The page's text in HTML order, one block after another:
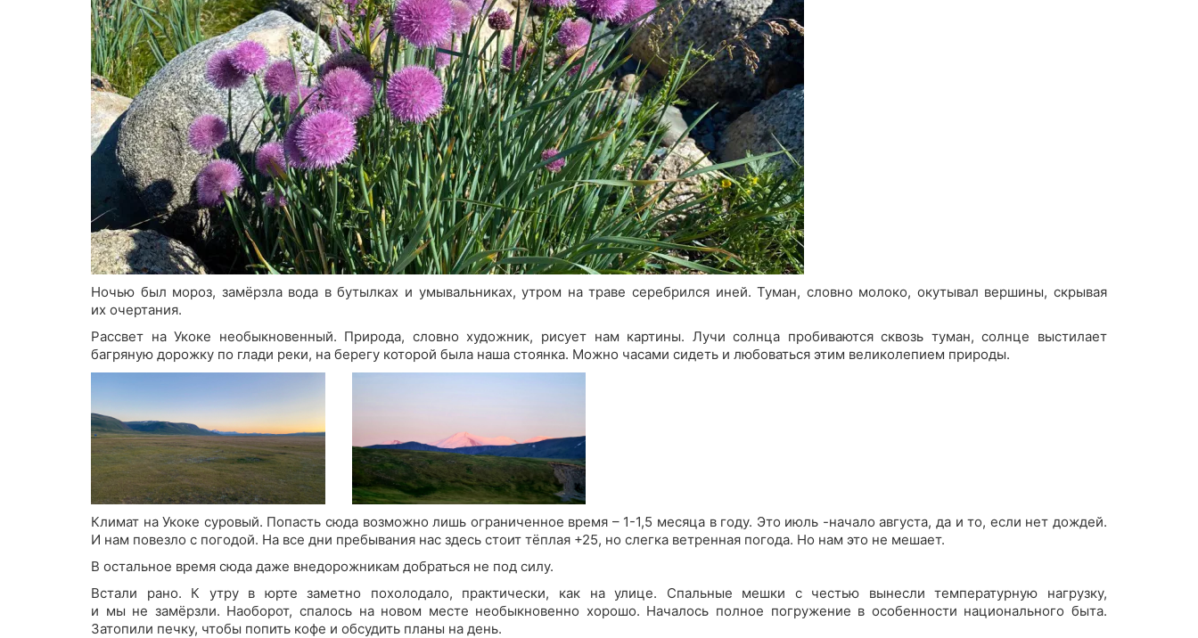
Ночью был мороз, замёрзла вода в бутылках и умывальниках, утром на траве серебрился иней. Туман, словно молоко, окутывал вершины, скрывая
их очертания.
Рассвет на Укоке необыкновенный. Природа, словно художник, рисует нам картины. Лучи солнца пробиваются сквозь туман, солнце выстилает
багряную дорожку по глади реки, на берегу которой была наша стоянка. Можно часами сидеть и любоваться этим великолепием природы.
Климат на Укоке суровый. Попасть сюда возможно лишь ограниченное время – 1-1,5 месяца в году. Это июль -начало августа, да и то, если нет дождей.
И нам повезло с погодой. На все дни пребывания нас здесь стоит тёплая +25, но слегка ветренная погода. Но нам это не мешает.
В остальное время сюда даже внедорожникам добраться не под силу.
Встали рано. К утру в юрте заметно похолодало, практически, как на улице. Спальные мешки с честью вынесли температурную нагрузку,
и мы не замёрзли. Наоборот, спалось на новом месте необыкновенно хорошо. Началось полное погружение в особенности национального быта.
Затопили печку, чтобы попить кофе и обсудить планы на день.